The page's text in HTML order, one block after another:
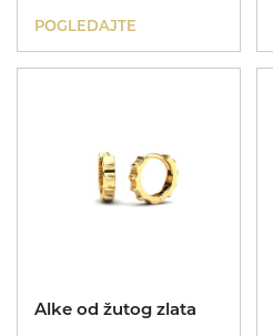
POGLEDAJTE
Alke od žutog zlata